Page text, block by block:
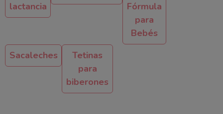
lactancia
Fórmula
para
Bebés
Sacaleches
Tetinas
para
biberones